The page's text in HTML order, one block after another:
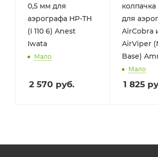
0,5 мм для
аэрографа HP-TH
(I 110 6) Anest
Iwata
Мало
2 570 руб.
колпачка
для
AirCobra
AirViper
Base)
Мало
1 825